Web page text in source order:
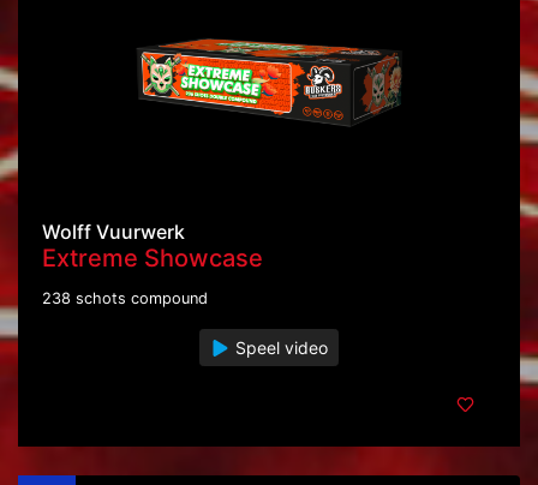
Wolff Vuurwerk
Extreme Showcase
238 schots compound
Speel video